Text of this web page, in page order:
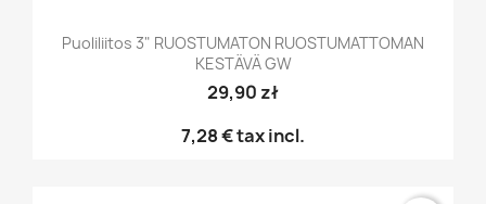
Puoliliitos 3" RUOSTUMATON RUOSTUMATTOMAN
KESTÄVÄ GW
29,90 zł
7,28 €tax incl.